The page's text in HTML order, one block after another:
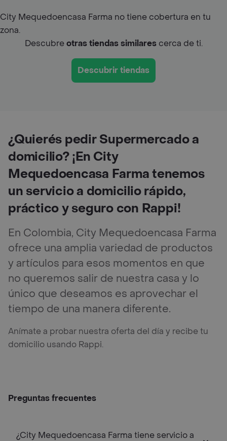
City Mequedoencasa Farma no tiene cobertura en tu
zona.
Descubreotras tiendas similarescerca de ti.
Descubrir tiendas
¿Quierés pedir Supermercado a
domicilio? ¡En City
Mequedoencasa Farma tenemos
un servicio a domicilio rápido,
práctico y seguro con Rappi!
En Colombia, City Mequedoencasa Farma
ofrece una amplia variedad de productos
y artículos para esos momentos en que
no queremos salir de nuestra casa y lo
único que deseamos es aprovechar el
tiempo de una manera diferente.
Anímate a probar nuestra oferta del día y recibe tu
domicilio usando Rappi.
Preguntas frecuentes
¿City Mequedoencasa Farma tiene servicio a